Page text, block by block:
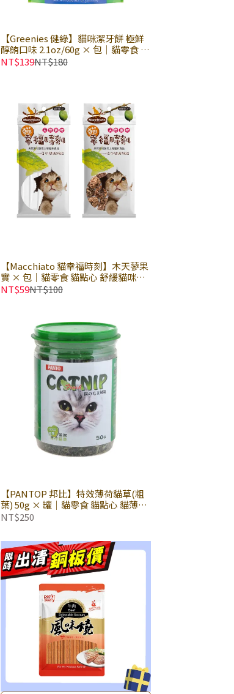
【Greenies 健綠】貓咪潔牙餅 極鮮
醇鮪口味 2.1oz/60g × 包｜貓零食 貓
點心 貓潔牙餅 健綠潔牙餅
NT$139NT$180
【Macchiato 貓幸福時刻】木天蓼果
實 × 包｜貓零食 貓點心 舒緩貓咪壓
力 安撫情緒｜木天蓼果實粉 × 木天
NT$59NT$100
【PANTOP 邦比】特效薄荷貓草(粗
葉) 50g × 罐｜貓零食 貓點心 貓薄荷
貓草 舒緩情緒
NT$250